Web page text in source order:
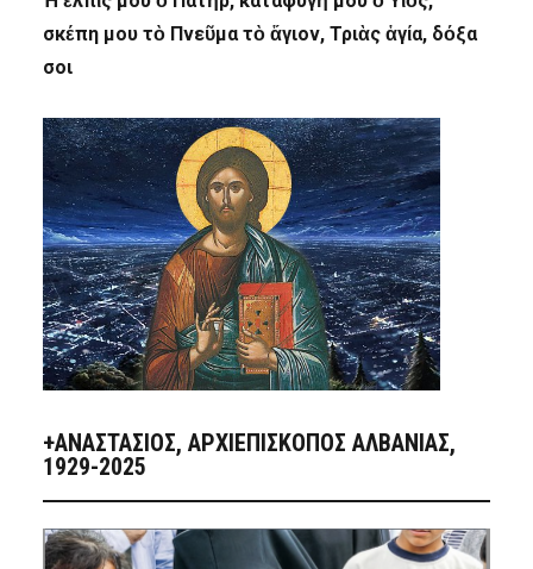
σκέπη μου τὸ Πνεῦμα τὸ ἅγιον, Τριὰς ἁγία, δόξα
σοι
+ΑΝΑΣΤΆΣΙΟΣ, ΑΡΧΙΕΠΊΣΚΟΠΟΣ ΑΛΒΑΝΊΑΣ,
1929-2025